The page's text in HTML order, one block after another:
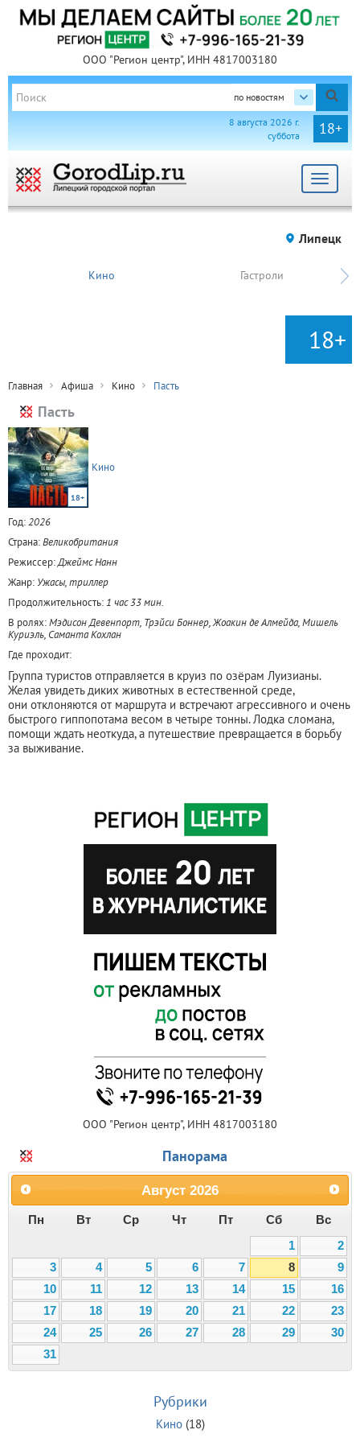
ООО "Регион центр", ИНН 4817003180
по новостям
18+
8 августа 2026 г.
суббота
Toggle
Липецк
Кино Гастроли
18+
Главная Афиша Кино Пасть
Пасть
18+
Кино
Год:2026
Страна:Великобритания
Режиссер:Джеймс Нанн
Жанр: Ужасы, триллер
Продолжительность: 1 час 33 мин.
В ролях:Мэдисон Девенпорт, Трэйси Боннер, Жоакин де Алмейда, Мишель
Куриэль, Саманта Кохлан
Где проходит:
Группа туристов отправляется в круиз по озёрам Луизианы.
Желая увидеть диких животных в естественной среде,
они отклоняются от маршрута и встречают агрессивного и очень
быстрого гиппопотама весом в четыре тонны. Лодка сломана,
помощи ждать неоткуда, а путешествие превращается в борьбу
за выживание.
ООО "Регион центр", ИНН 4817003180
Панорама
Август 2026
Пн Вт Ср Чт Пт Сб
Вс
1
2
3
4 5 6 7 8
9
10
11 12 13 14 15
16
17
18 19 20 21 22
23
24
25 26 27 28 29
30
31
Рубрики
Кино(18)